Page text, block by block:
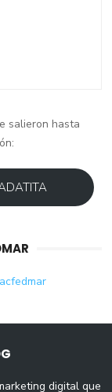
salieron hasta
digital que